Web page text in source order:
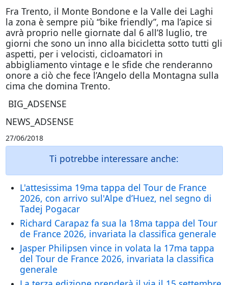
Fra Trento, il Monte Bondone e la Valle dei Laghi
la zona è sempre più “bike friendly”, ma l’apice si
avrà proprio nelle giornate dal 6 all’8 luglio, tre
giorni che sono un inno alla bicicletta sotto tutti gli
aspetti, per i velocisti, cicloamatori in
abbigliamento vintage e le sfide che renderanno
onore a ciò che fece l’Angelo della Montagna sulla
cima che domina Trento.
BIG_ADSENSE
NEWS_ADSENSE
27/06/2018
Ti potrebbe interessare anche:
L'attesissima 19ma tappa del Tour de France
2026, con arrivo sul'Alpe d’Huez, nel segno di
Tadej Pogacar
Richard Carapaz fa sua la 18ma tappa del Tour
de France 2026, invariata la classifica generale
Jasper Philipsen vince in volata la 17ma tappa
del Tour de France 2026, invariata la classifica
generale